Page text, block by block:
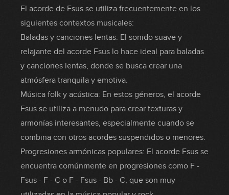
El acorde de Fsus se utiliza frecuentemente en los
siguientes contextos musicales:
Baladas y canciones lentas: El sonido suave y
relajante del acorde Fsus lo hace ideal para baladas
y canciones lentas, donde se busca crear una
atmósfera tranquila y emotiva.
Música folk y acústica: En estos géneros, el acorde
Fsus se utiliza a menudo para crear texturas y
armonías interesantes, especialmente cuando se
combina con otros acordes suspendidos o menores.
Progresiones armónicas populares: El acorde Fsus se
encuentra comúnmente en progresiones como F -
Fsus - F - C o F - Fsus - Bb - C, que son muy